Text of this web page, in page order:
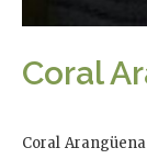
Coral
Coral